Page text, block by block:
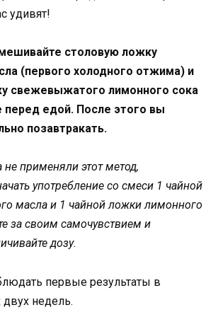
удивят!
столовую ложку
(первого холодного отжима) и
свежевыжатого лимонного сока
перед едой. После этого вы
позавтракать.
применяли этот метод,
употребление со смеси 1 чайной
масла и 1 чайной ложки лимонного
за своим самочувствием и
дозу.
первые результаты в
недель.